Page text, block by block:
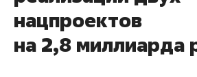
нацпроектов
на 2,8 миллиарда